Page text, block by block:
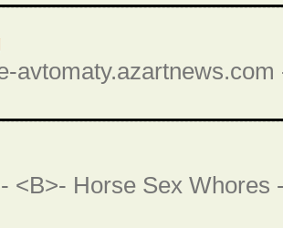
<B>- Horse Sex